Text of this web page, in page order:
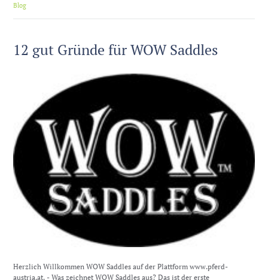
Blog
12 gut Gründe für WOW Saddles
Herzlich Willkommen WOW Saddles auf der Plattform www.pferd-
austria.at. - Was zeichnet WOW Saddles aus? Das ist der erste